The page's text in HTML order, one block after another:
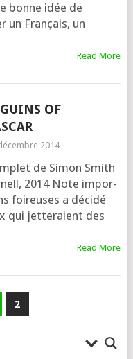
bonne idée de
un Français, un
Read More
OF
2014
de Simon Smith
2014 Note impor­
foi­reuses a déci­dé
qui jet­te­raient des
Read More
2